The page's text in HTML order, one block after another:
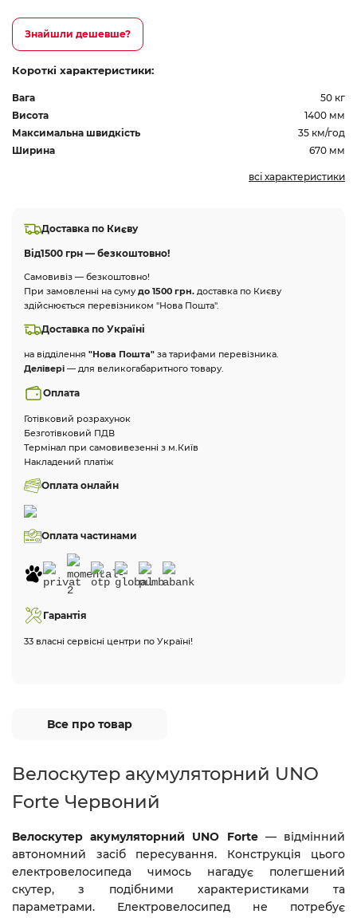
Знайшли дешевше?
Короткі характеристики:
Вага
50 кг
Висота
1400 мм
Максимальна швидкість
35 км/год
Ширина
670 мм
всі характеристики
Доставка по Києву
Від1500 грн — безкоштовно!
Самовивіз — безкоштовно!
При замовленні на суму до 1500 грн. доставка по Києву
здійснюється перевізником "Нова Пошта".
Доставка по Україні
на відділення "Нова Пошта" за тарифами перевізника.
Делівері — для великогабаритного товару.
Оплата
Готівковий розрахунок
Безготівковий ПДВ
Термінал при самовивезенні з м.Київ
Накладений платіж
Оплата онлайн
Оплата частинами
Гарантія
33 власні сервісні центри по Україні!
Все про товар
Велоскутер акумуляторний UNO
Forte Червоний
Велоскутер акумуляторний UNO Forte— відмінний
автономний засіб пересування. Конструкція цього
електровелосипеда чимось нагадує полегшений
скутер, з подібними характеристиками та
параметрами. Електровелосипед не потребує